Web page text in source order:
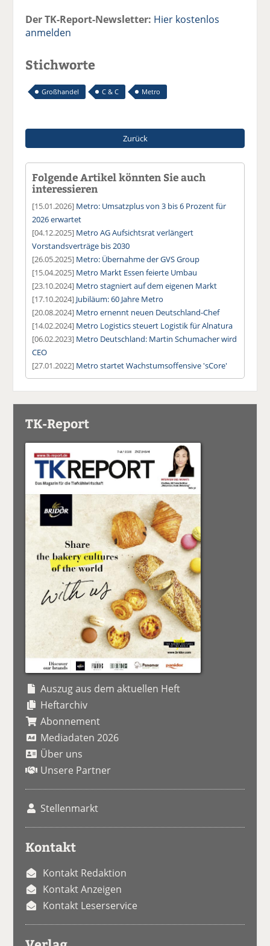
Der TK-Report-Newsletter: Hier kostenlos
anmelden
Stichworte
Großhandel C & C Metro
Zurück
Folgende Artikel könnten Sie auch
interessieren
[15.01.2026] Metro: Umsatzplus von 3 bis 6 Prozent für
2026 erwartet
[04.12.2025] Metro AG Aufsichtsrat verlängert
Vorstandsverträge bis 2030
[26.05.2025] Metro: Übernahme der GVS Group
[15.04.2025] Metro Markt Essen feierte Umbau
[23.10.2024] Metro stagniert auf dem eigenen Markt
[17.10.2024] Jubiläum: 60 Jahre Metro
[20.08.2024] Metro ernennt neuen Deutschland-Chef
[14.02.2024] Metro Logistics steuert Logistik für Alnatura
[06.02.2023] Metro Deutschland: Martin Schumacher wird
CEO
[27.01.2022] Metro startet Wachstumsoffensive 'sCore'
TK-Report
Auszug aus dem aktuellen Heft
Heftarchiv
Abonnement
Mediadaten 2026
Über uns
Unsere Partner
Stellenmarkt
Kontakt
Kontakt Redaktion
Kontakt Anzeigen
Kontakt Leserservice